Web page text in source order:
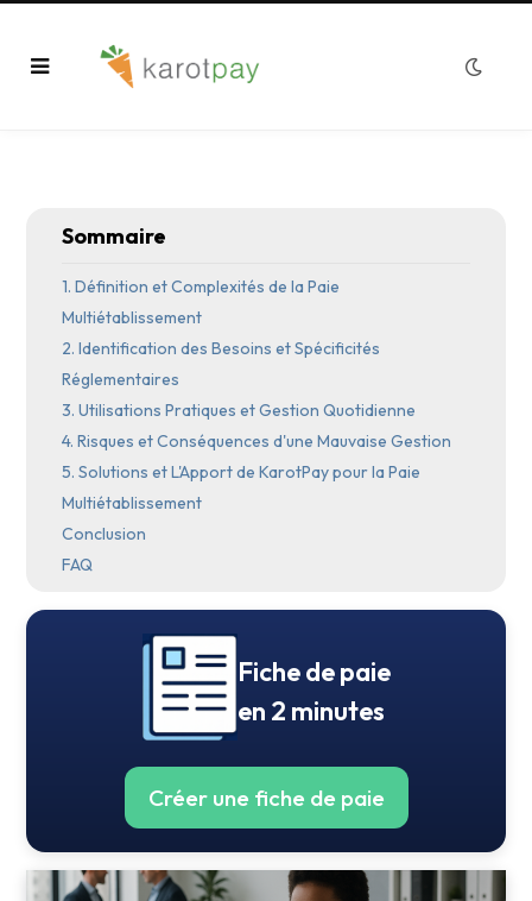
Sommaire
1. Définition et Complexités de la Paie
Multiétablissement
2. Identification des Besoins et Spécificités
Réglementaires
3. Utilisations Pratiques et Gestion Quotidienne
4. Risques et Conséquences d'une Mauvaise Gestion
5. Solutions et L'Apport de KarotPay pour la Paie
Multiétablissement
Conclusion
FAQ
Fiche de paie
en 2 minutes
Créer une fiche de paie